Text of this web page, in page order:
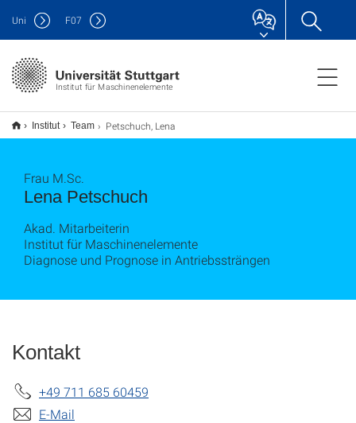
Institut für Maschinenelemente
Uni F07
Institut Team Petschuch, Lena
Lena Petschuch
Frau M.Sc.
Akad. Mitarbeiterin
Institut für Maschinenelemente
Diagnose und Prognose in Antriebssträngen
Kontakt
+49 711 685 60459
E-Mail